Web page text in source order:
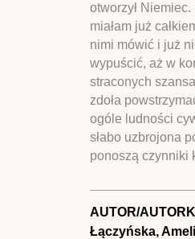
otworzył
miałam już
nimi mówić i już
wypuścić, aż w
straconych
zdoła
ogóle ludności
słabo uzbrojona
ponoszą czynniki
AUTOR/
Łączyńska,